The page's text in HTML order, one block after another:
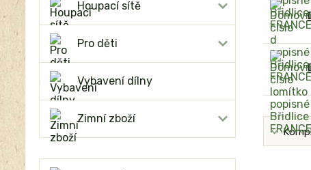
Houpací sítě
Pro děti
Vybavení dílny
Zimní zboží